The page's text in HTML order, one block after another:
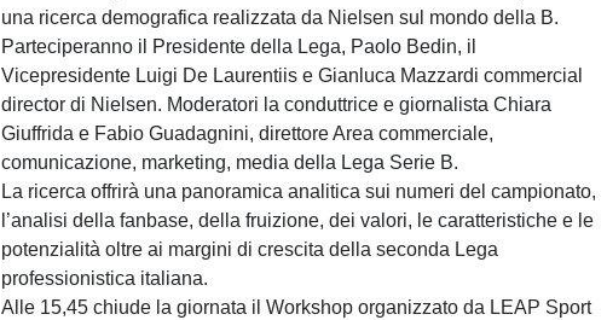
una ricerca demografica realizzata da Nielsen sul mondo della B.
Parteciperanno il Presidente della Lega, Paolo Bedin, il
Vicepresidente Luigi De Laurentiis e Gianluca Mazzardi commercial
director di Nielsen. Moderatori la conduttrice e giornalista Chiara
Giuffrida e Fabio Guadagnini, direttore Area commerciale,
comunicazione, marketing, media della Lega Serie B.
La ricerca offrirà una panoramica analitica sui numeri del campionato,
l’analisi della fanbase, della fruizione, dei valori, le caratteristiche e le
potenzialità oltre ai margini di crescita della seconda Lega
professionistica italiana.
Alle 15,45 chiude la giornata il Workshop organizzato da LEAP Sport